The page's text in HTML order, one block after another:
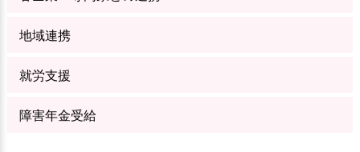
地域連携
就労支援
障害年金受給